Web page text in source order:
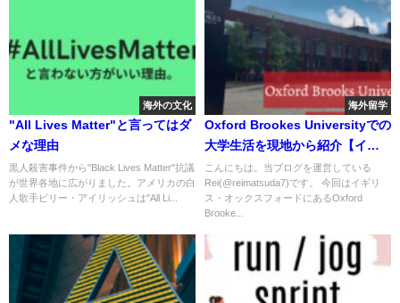
海外の文化
"All Lives Matter"と言ってはダ
メな理由
黒人殺害事件から"Black Lives Matter"抗議
が世界各地に広がりました。アメリカの白
人歌手ビリー・アイリッシュは"All Li...
海外留学
Oxford Brookes Universityでの
大学生活を現地から紹介【イギ
リス大学院留学】
こんにちは。当ブログを運営している
Rei(@reimatsuda7)です。 今回はイギリ
ス・オックスフォードにあるOxford
Brooke...